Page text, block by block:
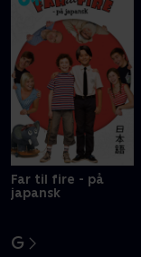
Far til fire - på
japansk
G